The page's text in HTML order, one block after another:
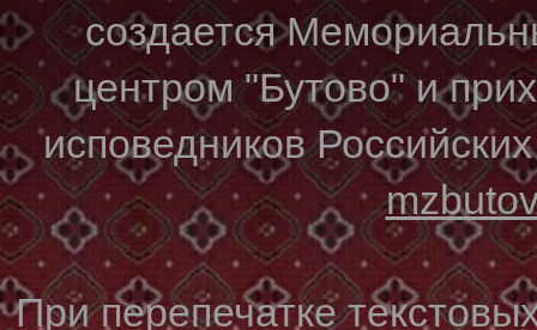
создается
центром "Бутово" и
исповедников
При перепечатке